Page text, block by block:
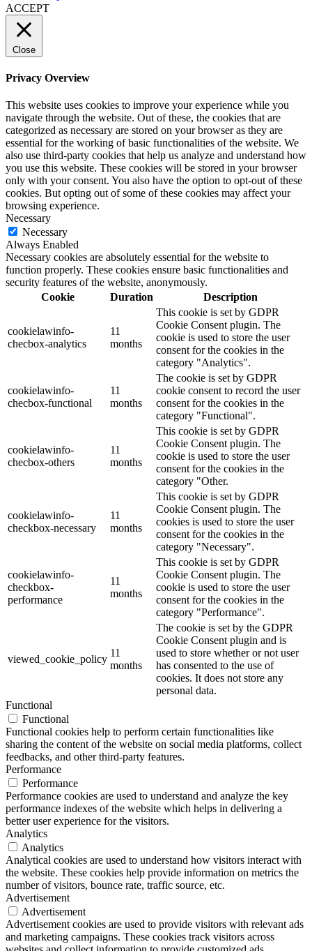
ACCEPT
Close
Privacy Overview
This website uses cookies to improve your experience while you
navigate through the website. Out of these, the cookies that are
categorized as necessary are stored on your browser as they are
essential for the working of basic functionalities of the website. We
also use third-party cookies that help us analyze and understand how
you use this website. These cookies will be stored in your browser
only with your consent. You also have the option to opt-out of these
cookies. But opting out of some of these cookies may affect your
browsing experience.
Necessary
Necessary
Always Enabled
Necessary cookies are absolutely essential for the website to
function properly. These cookies ensure basic functionalities and
security features of the website, anonymously.
Cookie
Duration Description
cookielawinfo-
checbox-analytics
11
months
This cookie is set by GDPR
Cookie Consent plugin. The
cookie is used to store the user
consent for the cookies in the
category "Analytics".
cookielawinfo-
checbox-functional
11
months
The cookie is set by GDPR
cookie consent to record the user
consent for the cookies in the
category "Functional".
cookielawinfo-
checbox-others
11
months
This cookie is set by GDPR
Cookie Consent plugin. The
cookie is used to store the user
consent for the cookies in the
category "Other.
cookielawinfo-
checkbox-necessary
11
months
This cookie is set by GDPR
Cookie Consent plugin. The
cookies is used to store the user
consent for the cookies in the
category "Necessary".
cookielawinfo-
checkbox-
performance
11
months
This cookie is set by GDPR
Cookie Consent plugin. The
cookie is used to store the user
consent for the cookies in the
category "Performance".
viewed_cookie_policy
11
months
The cookie is set by the GDPR
Cookie Consent plugin and is
used to store whether or not user
has consented to the use of
cookies. It does not store any
personal data.
Functional
Functional
Functional cookies help to perform certain functionalities like
sharing the content of the website on social media platforms, collect
feedbacks, and other third-party features.
Performance
Performance
Performance cookies are used to understand and analyze the key
performance indexes of the website which helps in delivering a
better user experience for the visitors.
Analytics
Analytics
Analytical cookies are used to understand how visitors interact with
the website. These cookies help provide information on metrics the
number of visitors, bounce rate, traffic source, etc.
Advertisement
Advertisement
Advertisement cookies are used to provide visitors with relevant ads
and marketing campaigns. These cookies track visitors across